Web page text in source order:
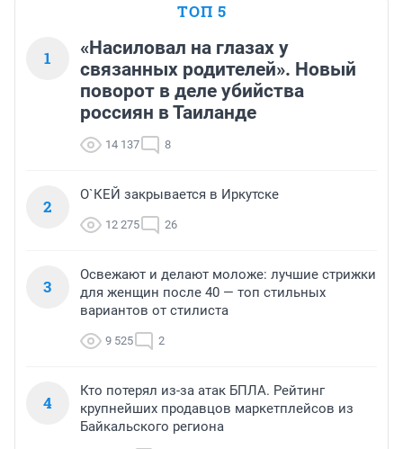
ТОП 5
1
«Насиловал на глазах у
связанных родителей». Новый
поворот в деле убийства
россиян в Таиланде
14 137 8
2
О`КЕЙ закрывается в Иркутске
12 275 26
3
Освежают и делают моложе: лучшие стрижки
для женщин после 40 — топ стильных
вариантов от стилиста
9 525 2
4
Кто потерял из-за атак БПЛА. Рейтинг
крупнейших продавцов маркетплейсов из
Байкальского региона